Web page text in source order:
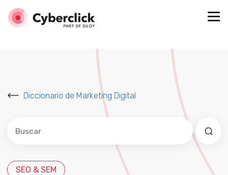
Diccionario de Marketing Digital
Este es un campo de búsqueda con una función de
No hay sugerencias porque el campo de
SEO & SEM